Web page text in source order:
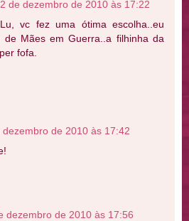
de dezembro de 2010 às 17:22
vc fez uma ótima escolha..eu
de Mães em Guerra..a filhinha da
fofa.
dezembro de 2010 às 17:42
dezembro de 2010 às 17:56